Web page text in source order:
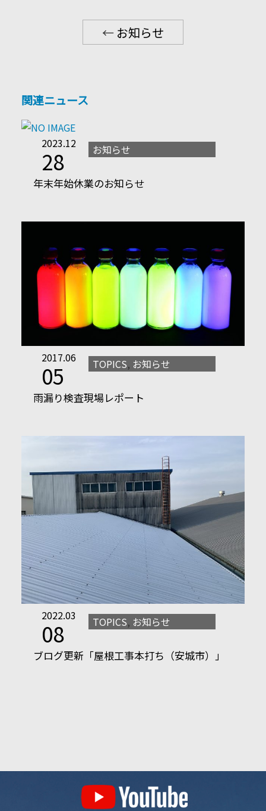
← お知らせ
関連ニュース
2023.12
28 お知らせ
年末年始休業のお知らせ
2017.06
05 TOPICS, お知らせ
雨漏り検査現場レポート
2022.03
08 TOPICS, お知らせ
ブログ更新「屋根工事本打ち（安城市）」